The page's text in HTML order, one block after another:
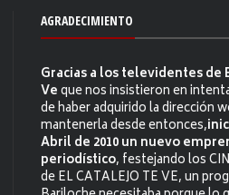
AGRADECIMIENTO
Gracias a los televidentes de
Veque nos insistieron en
de haber adquirido la dirección
mantenerla desde entonces,
Abril de 2010 un nuevo
periodístico, festejando los
de EL CATALEJO TE VE, un